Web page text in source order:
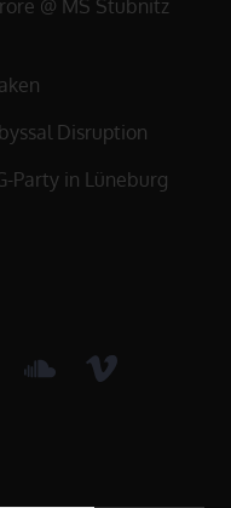
@ MS Stubnitz
Disruption
Party in Lüneburg